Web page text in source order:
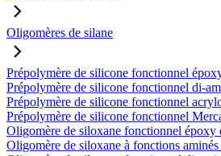
Oligomères de silane
Prépolymère de silicone fonctionnel
Prépolymère de silicone fonctionnel di-
Prépolymère de silicone fonctionnel
Prépolymère de silicone fonctionnel
Oligomère de siloxane fonctionnel
Oligomère de siloxane à fonctions